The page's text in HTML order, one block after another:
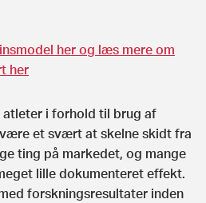
her og læs mere om
her
i forhold til brug af
et svært at skelne skidt fra
ting på markedet, og mange
lille dokumenteret effekt.
forskningsresultater inden